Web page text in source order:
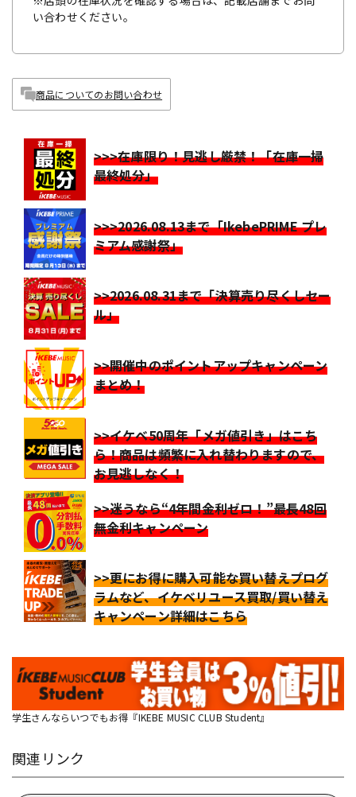
い合わせください。
商品についてのお問い合わせ
>>>在庫限り！見逃し厳禁！「在庫一掃
最終処分」
>>>2026.08.13まで「IkebePRIME プレ
ミアム感謝祭」
>>2026.08.31まで「決算売り尽くしセー
ル」
>>開催中のポイントアップキャンペーン
まとめ！
>>イケベ50周年「メガ値引き」はこち
ら！商品は頻繁に入れ替わりますので、
お見逃しなく！
>>迷うなら“4年間金利ゼロ！”最長48回
無金利キャンペーン
>>更にお得に購入可能な買い替えプログ
ラムなど、イケベリユース買取/買い替え
キャンペーン詳細はこちら
学生さんならいつでもお得『IKEBE MUSIC CLUB Student』
関連リンク